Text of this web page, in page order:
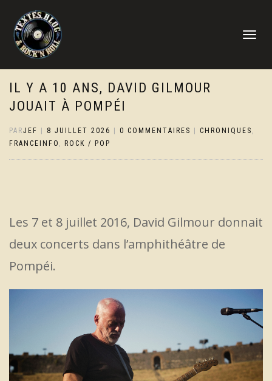
DÉPLIER
IL Y A 10 ANS, DAVID GILMOUR
JOUAIT À POMPÉI
PARJEF 8 JUILLET 2026 0 COMMENTAIRES CHRONIQUES ,
FRANCEINFO , ROCK / POP
Les 7 et 8 juillet 2016, David Gilmour donnait
deux concerts dans l’amphithéâtre de
Pompéi.